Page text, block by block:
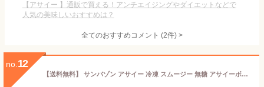
【アサイー 】通販で買える！アンチエイジングやダイエットなどで
人気の美味しいおすすめは？
全てのおすすめコメント (2件) >
no. 12
【送料無料】 サンバゾン アサイー 冷凍 スムージー 無糖 アサイーボウル アサイー アサイーピューレ アサイースムージー アサイーベリー ジュース SAMBAZON 100g 8袋 [要冷凍]